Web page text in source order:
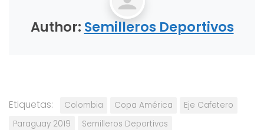
Author: Semilleros Deportivos
Etiquetas: Colombia Copa América
Eje Cafetero
Paraguay 2019
Semilleros Deportivos